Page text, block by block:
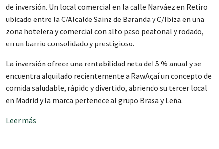
de inversión. Un local comercial en la calle Narváez en Retiro
ubicado entre la C/Alcalde Sainz de Baranda y C/Ibiza en una
zona hotelera y comercial con alto paso peatonal y rodado,
en un barrio consolidado y prestigioso.
La inversión ofrece una rentabilidad neta del 5 % anual y se
encuentra alquilado recientemente a RawAçaí un concepto de
comida saludable, rápido y divertido, abriendo su tercer local
en Madrid y la marca pertenece al grupo Brasa y Leña.
Leer más